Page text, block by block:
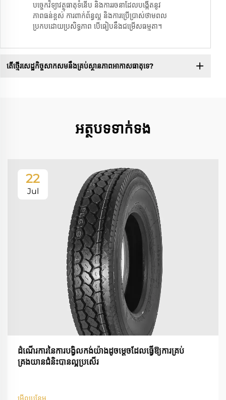
បច្ចេកវិទ្យាវត្ថុធាតុទំនើប និងការរចនាដែលបង្កើតនូវ
ភាពធន់ខ្ពស់ ការពាក់ព័ន្ធល្អ និងការប្រើប្រាស់ថាមពល
ប្រកបដោយប្រសិទ្ធភាព បើធៀបនឹងជម្រើសធម្មតា។
តើថ្មើរសេដ្ឋកិច្ចសាកសមនឹងគ្រប់ស្ថានភាពអាកាសធាតុទេ?
អត្ថបទទាក់ទង
22
Jul
ដំណើរការនៃការបង្វិលកង់យ៉ាងដូចម្តេចដែលធ្វើឱ្យការគ្រប់
គ្រងយានជំនិះបានល្អប្រសើរ